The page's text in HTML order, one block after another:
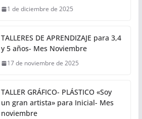
1 de diciembre de 2025
TALLERES DE APRENDIZAJE para 3,4
y 5 años- Mes Noviembre
17 de noviembre de 2025
TALLER GRÁFICO- PLÁSTICO «Soy
un gran artista» para Inicial- Mes
noviembre